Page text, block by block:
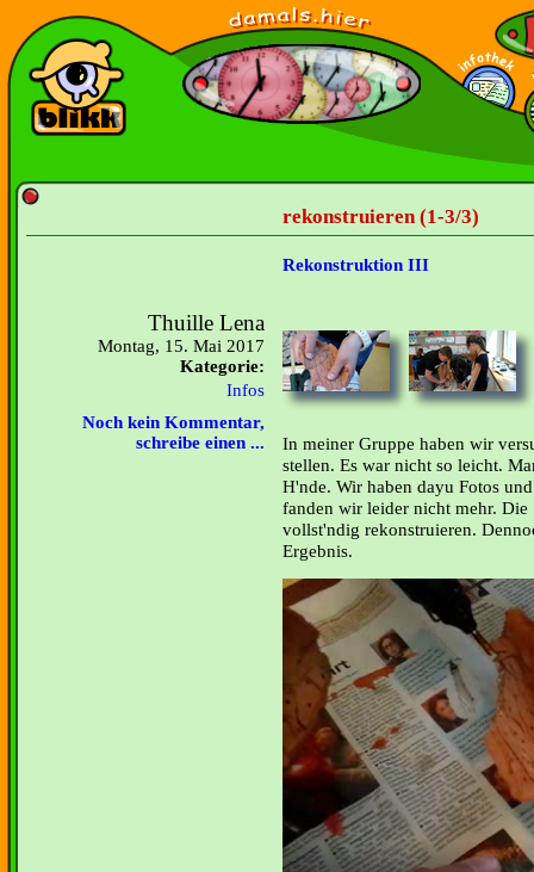
rekonstruieren (1-3/3)
Rekonstruktion III
Thuille Lena
Montag, 15. Mai 2017
Kategorie:
Infos
Noch kein Kommentar,
schreibe einen ...
In meiner Gruppe haben wir
stellen. Es war nicht so leicht.
H'nde. Wir haben dayu Fotos
fanden wir leider nicht mehr.
vollst'ndig rekonstruieren.
Ergebnis.